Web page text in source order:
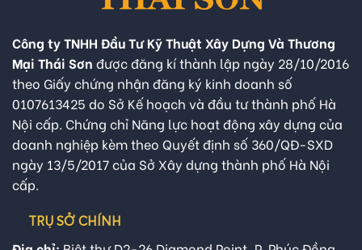
Công ty TNHH Đầu Tư Kỹ Thuật Xây Dựng Và Thương
Mại Thái Sơn được đăng kí thành lập ngày 28/10/2016
theo Giấy chứng nhận đăng ký kinh doanh số
0107613425 do Sở Kế hoạch và đầu tư thành phố Hà
Nội cấp. Chứng chỉ Năng lực hoạt động xây dựng của
doanh nghiệp kèm theo Quyết định số 360/QĐ-SXD
ngày 13/5/2017 của Sở Xây dựng thành phố Hà Nội
cấp.
TRỤ SỞ CHÍNH